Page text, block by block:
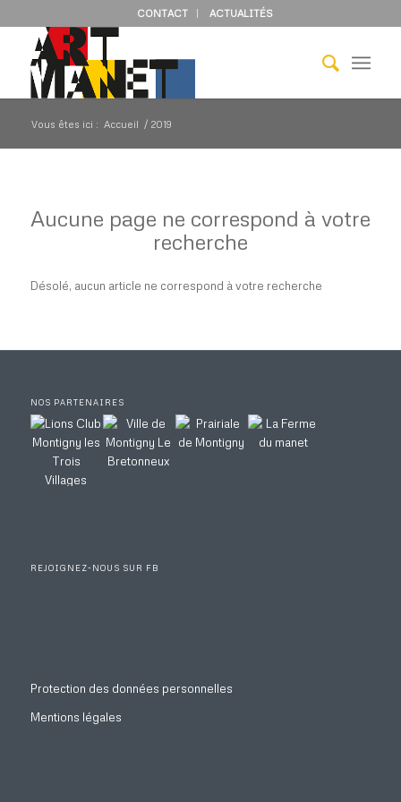
CONTACT ACTUALITÉS
Vous êtes ici : Accueil / 2019
Aucune page ne correspond à votre
recherche
Désolé, aucun article ne correspond à votre recherche
NOS PARTENAIRES
REJOIGNEZ-NOUS SUR FB
Protection des données personnelles
Mentions légales